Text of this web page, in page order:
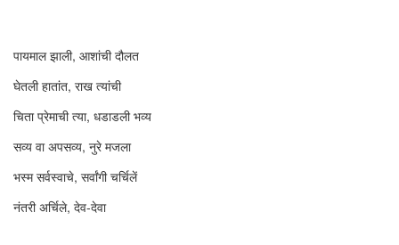
पायमाल झाली, आशांची दौलत
घेतली हातांत, राख त्यांची
चिता प्रेमाची त्या, धडाडली भव्य
सव्य वा अपसव्य, नुरे मजला
भस्म सर्वस्वाचे, सर्वांगी चर्चिलें
नंतरी अर्चिले, देव-देवा